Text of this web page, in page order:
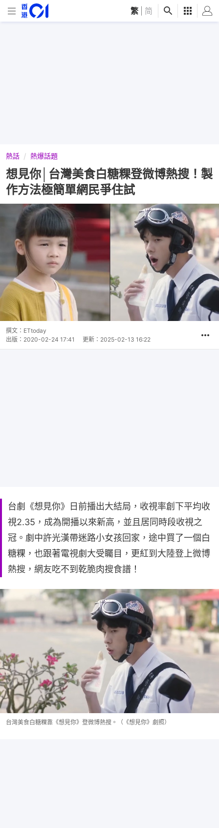
繁 简
熱話 熱爆話題
想見你│台灣美食白糖粿登微博熱搜！製
作方法極簡單網民爭住試
撰文： ETtoday
出版： 2020-02-24 17:41 更新： 2025-02-13 16:22
台劇《想見你》日前播出大結局，收視率創下平均收
視2.35，成為開播以來新高，並且居同時段收視之
冠。劇中許光漢帶迷路小女孩回家，途中買了一個白
糖粿，也跟著電視劇大受矚目，更紅到大陸登上微博
熱搜，網友吃不到乾脆肉搜食譜！
台灣美食白糖粿靠《想見你》登微博熱搜。（《想見你》劇照）